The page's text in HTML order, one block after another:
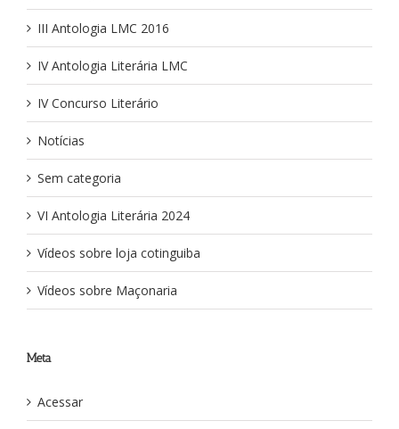
III Antologia LMC 2016
IV Antologia Literária LMC
IV Concurso Literário
Notícias
Sem categoria
VI Antologia Literária 2024
Vídeos sobre loja cotinguiba
Vídeos sobre Maçonaria
Meta
Acessar